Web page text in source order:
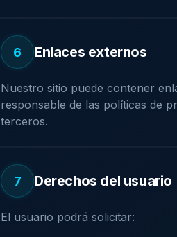
6 Enlaces externos
Nuestro sitio puede contener
responsable de las políticas de
terceros.
7 Derechos del usuario
El usuario podrá solicitar: